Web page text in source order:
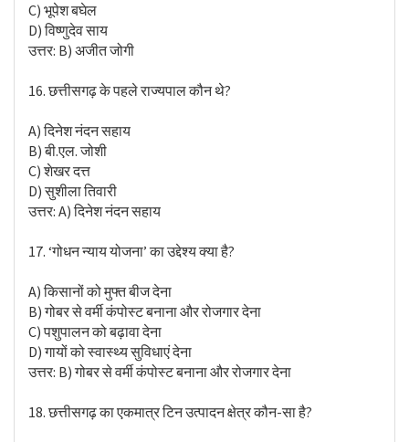
C) भूपेश बघेल
D) विष्णुदेव साय
उत्तर: B) अजीत जोगी
16. छत्तीसगढ़ के पहले राज्यपाल कौन थे?
A) दिनेश नंदन सहाय
B) बी.एल. जोशी
C) शेखर दत्त
D) सुशीला तिवारी
उत्तर: A) दिनेश नंदन सहाय
17. ‘गोधन न्याय योजना’ का उद्देश्य क्या है?
A) किसानों को मुफ्त बीज देना
B) गोबर से वर्मी कंपोस्ट बनाना और रोजगार देना
C) पशुपालन को बढ़ावा देना
D) गायों को स्वास्थ्य सुविधाएं देना
उत्तर: B) गोबर से वर्मी कंपोस्ट बनाना और रोजगार देना
18. छत्तीसगढ़ का एकमात्र टिन उत्पादन क्षेत्र कौन-सा है?